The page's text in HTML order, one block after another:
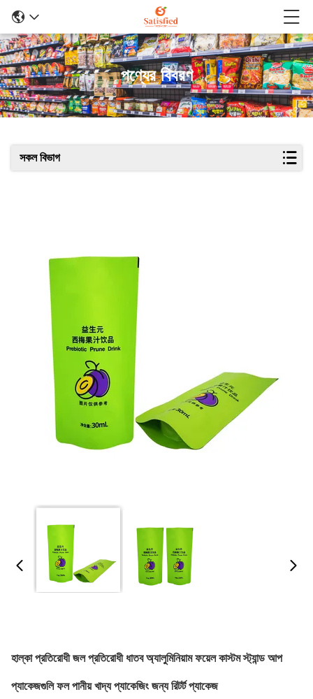
পণ্যের বিবরণ
সকল বিভাগ
হাল্কা প্রতিরোধী জল প্রতিরোধী ধাতব অ্যালুমিনিয়াম ফয়েল কাস্টম স্ট্যান্ড আপ
প্যাকেজগুলি ফল পানীয় খাদ্য প্যাকেজিং জন্য রিটর্ট প্যাকেজ